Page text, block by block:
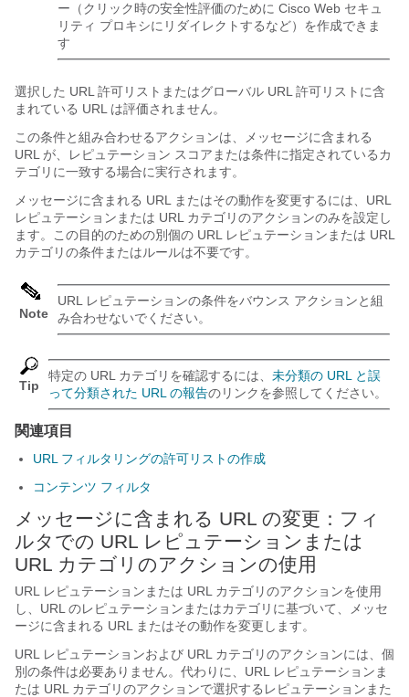
ー（クリック時の安全性評価のために Cisco Web セキュ
リティ プロキシにリダイレクトするなど）を作成できま
す
選択した URL 許可リストまたはグローバル URL 許可リストに含
まれている URL は評価されません。
この条件と組み合わせるアクションは、メッセージに含まれる
URL が、レピュテーション スコアまたは条件に指定されているカ
テゴリに一致する場合に実行されます。
メッセージに含まれる URL またはその動作を変更するには、URL
レピュテーションまたは URL カテゴリのアクションのみを設定し
ます。この目的のための別個の URL レピュテーションまたは URL
カテゴリの条件またはルールは不要です。
Note
URL レピュテーションの条件をバウンス アクションと組
み合わせないでください。
Tip
特定の URL カテゴリを確認するには、 未分類の URL と誤
って分類された URL の報告のリンクを参照してください。
関連項目
URL フィルタリングの許可リストの作成
コンテンツ フィルタ
メッセージに含まれる URL の変更：フィ
ルタでの URL レピュテーションまたは
URL カテゴリのアクションの使用
URL レピュテーションまたは URL カテゴリのアクションを使用
し、URL のレピュテーションまたはカテゴリに基づいて、メッセ
ージに含まれる URL またはその動作を変更します。
URL レピュテーションおよび URL カテゴリのアクションには、個
別の条件は必要ありません。代わりに、URL レピュテーションま
たは URL カテゴリのアクションで選択するレピュテーションまた